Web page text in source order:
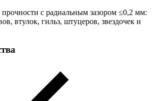
с радиальным зазором ≤0,2 мм:
втулок, гильз, штуцеров, звездочек и